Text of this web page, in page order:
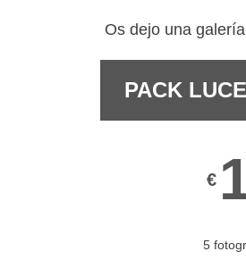
Os dejo una
PACK
€
5